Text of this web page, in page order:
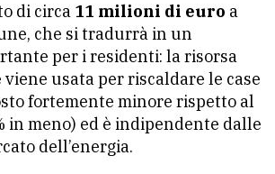
di circa 11 milioni di euro a
che si tradurrà in un
per i residenti: la risorsa
viene usata per riscaldare le case
fortemente minore rispetto al
in meno) ed è indipendente dalle
dell’energia.